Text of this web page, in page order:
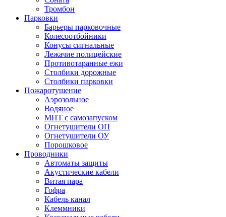
Тромбон
Парковки
Барьеры парковочные
Колесоотбойники
Конусы сигнальные
Лежачие полицейские
Противотаранные ежи
Столбики дорожные
Столбики парковки
Пожаротушение
Аэрозольное
Водяное
МПТ с самозапуском
Огнетушители ОП
Огнетушители ОУ
Порошковое
Проводники
Автоматы защиты
Акустические кабели
Витая пара
Гофра
Кабель канал
Клеммники